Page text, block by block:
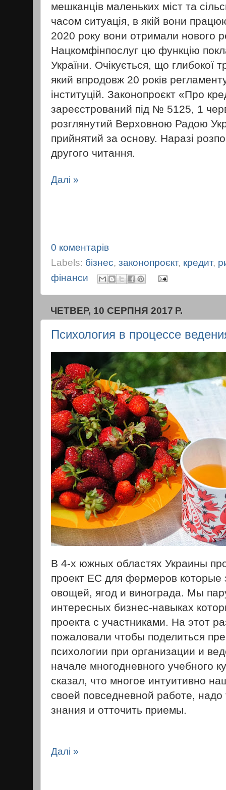
мешканців маленьких міст та
часом ситуація, в якій вони
2020 року вони отримали нового
Нацкомфінпослуг цю функцію
України. Очікується, що глибокої
який впродовж 20 років
інституцій. Законопроєкт «Про
зареєстрований під № 5125, 1
розглянутий Верховною Радою
прийнятий за основу. Наразі
другого читання.
Далі »
0 коментарів
Labels: бізнес, законопроєкт, кредит,
фінанси
ЧЕТВЕР, 10 СЕРПНЯ 2017 Р.
Психология в процессе
В 4-х южных областях Украины
проект ЕС для фермеров
овощей, ягод и винограда. Мы
интересных бизнес-навыках
проекта с участниками. На этот
пожаловали чтобы поделиться
психологии при организации и
начале многодневного учебного
сказал, что многое интуитивно
своей повседневной работе, надо
знания и отточить приемы.
Далі »